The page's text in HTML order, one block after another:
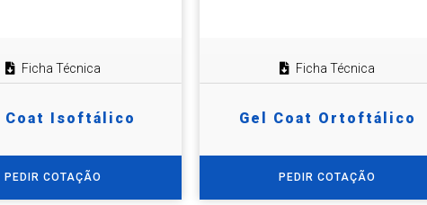
Ficha Técnica
Coat Isoftálico
PEDIR COTAÇÃO
Ficha Técnica
Gel Coat Ortoftálico
PEDIR COTAÇÃO